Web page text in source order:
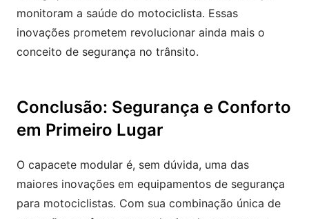
monitoram a saúde do motociclista. Essas
inovações prometem revolucionar ainda mais o
conceito de segurança no trânsito.
Conclusão: Segurança e Conforto
em Primeiro Lugar
O capacete modular é, sem dúvida, uma das
maiores inovações em equipamentos de segurança
para motociclistas. Com sua combinação única de